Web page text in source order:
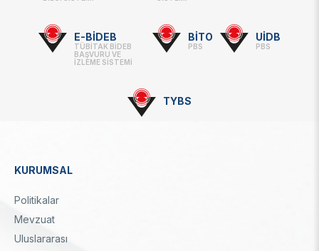
Linkler
E-BİDEB
TÜBİTAK BİDEB
BAŞVURU VE
İZLEME SİSTEMİ
BİTO
PBS
UİDB
PBS
TYBS
Dipnot
KURUMSAL
Politikalar
Mevzuat
Uluslararası